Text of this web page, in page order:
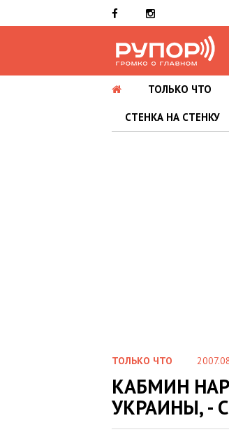
ТОЛЬКО ЧТО
СТЕНКА НА СТЕНКУ
ТОЛЬКО ЧТО
КАБМИН
УКРАИНЫ, -